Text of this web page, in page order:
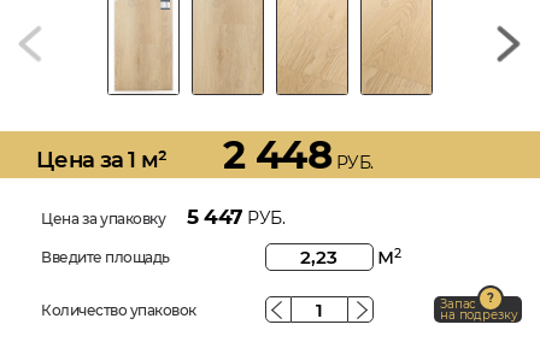
Цена за 1 м² 2 448РУБ.
Цена за упаковку 5 447 РУБ.
Введите площадь м2
Количество упаковок Запас
на подрезку